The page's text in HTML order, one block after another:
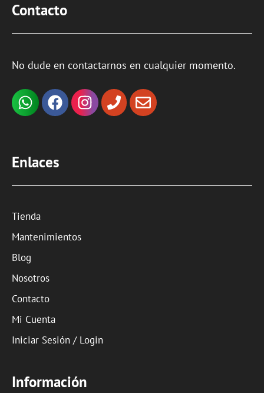
Contacto
No dude en contactarnos en cualquier momento.
Enlaces
Tienda
Mantenimientos
Blog
Nosotros
Contacto
Mi Cuenta
Iniciar Sesión / Login
Información